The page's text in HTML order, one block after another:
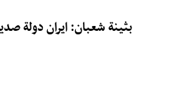
بثينة شعبان: ايران دولة